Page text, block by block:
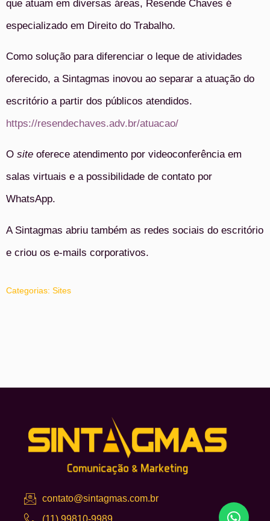
que atuam em diversas áreas, Resende Chaves é
especializado em Direito do Trabalho.
Como solução para diferenciar o leque de atividades
oferecido, a Sintagmas inovou ao separar a atuação do
escritório a partir dos públicos atendidos.
https://resendechaves.adv.br/atuacao/
O site oferece atendimento por videoconferência em
salas virtuais e a possibilidade de contato por
WhatsApp.
A Sintagmas abriu também as redes sociais do escritório
e criou os e-mails corporativos.
Categorias: Sites
contato@sintagmas.com.br
(11) 99810-9989